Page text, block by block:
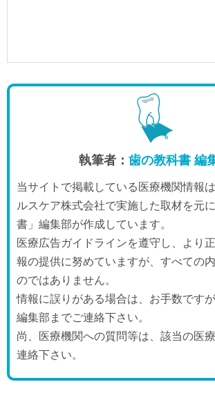
執筆者： 歯の教科書 編
当サイトで掲載している医療機関情報
ルスケア株式会社で実施した取材を元
書」編集部が作成しています。
医療広告ガイドラインを遵守し、より
報の提供に努めていますが、すべての
のではありません。
情報に誤りがある場合は、お手数です
編集部までご連絡下さい。
尚、医療機関への質問等は、該当の医
連絡下さい。